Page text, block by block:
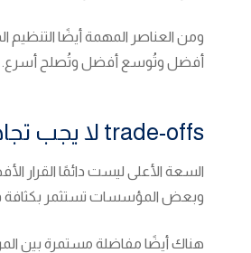
ومن العناصر المهمة أيضًا
أفضل وتُوسع أفضل وتُصلح أسرع.
trade-offs لا يجب تجاهلها في data-center connectivity
السعة الأعلى ليست دائمًا القرار
وبعض المؤسسات تستثمر بكثافة في
هناك أيضًا مفاضلة مستمرة بين